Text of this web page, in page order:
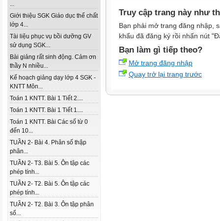
...
Giới thiệu SGK Giáo dục thể chất
lớp 4...
Tài liệu phục vụ bồi dưỡng GV
sử dụng SGK...
Bài giảng rất sinh động. Cảm ơn
thầy N nhiều...
Kế hoạch giảng dạy lớp 4 SGK -
KNTT Môn...
Toán 1 KNTT. Bài 1 Tiết 2....
Toán 1 KNTT. Bài 1 Tiết 1....
Toán 1 KNTT. Bài Các số từ 0
đến 10...
TUẦN 2- Bài 4. Phân số thập
phân...
TUẦN 2- T3. Bài 5. Ôn tập các
phép tính...
TUẦN 2- T2. Bài 5. Ôn tập các
phép tính...
TUẦN 2- T2. Bài 3. Ôn tập phân
số...
Truy cập trang này như
Bạn phải mở trang đăng nhập,
khẩu đã đăng ký rồi nhấn nút
Bạn làm gì tiếp theo?
Mở trang đăng nhập
Quay trở lại trang trước